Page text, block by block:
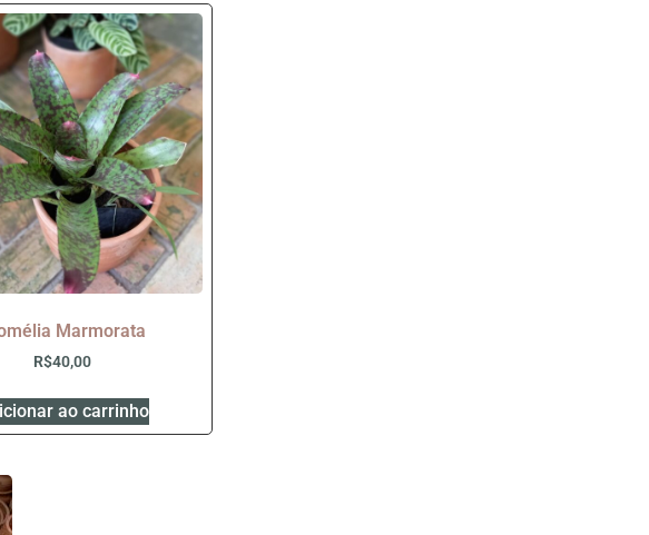
Marmorata
R$40,00
ao carrinho